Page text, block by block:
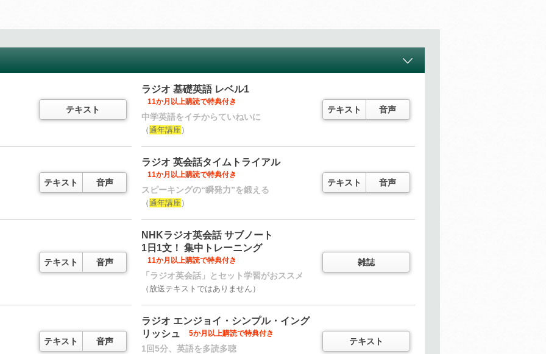
テキスト
ラジオ 基礎英語 レベル1
11か月以上購読で特典付き
中学英語をイチからていねいに
（通年講座 ）
テキスト 音声
テキスト 音声
ラジオ 英会話タイムトライアル
11か月以上購読で特典付き
スピーキングの“瞬発力”を鍛える
（通年講座 ）
テキスト 音声
テキスト 音声
NHKラジオ英会話 サブノート
1日1文！ 集中トレーニング
11か月以上購読で特典付き
「ラジオ英会話」とセット学習がおススメ
（放送テキストではありません）
雑誌
テキスト 音声
ラジオ エンジョイ・シンプル・イング
リッシュ
5か月以上購読で特典付き
1回5分、英語を多読多聴
テキスト